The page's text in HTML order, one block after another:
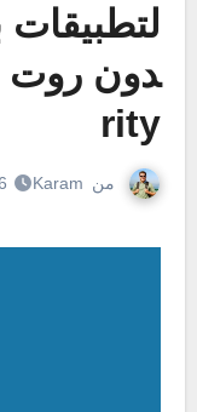
لتطبيقات
rity
من Karam